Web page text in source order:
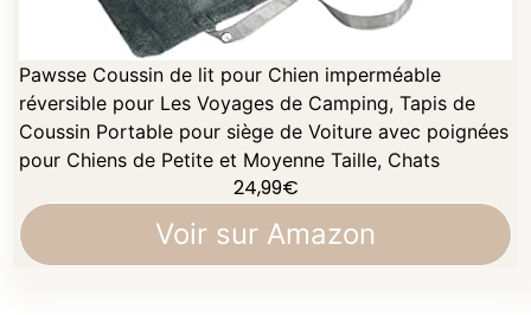
Pawsse Coussin de lit pour Chien imperméable
réversible pour Les Voyages de Camping, Tapis de
Coussin Portable pour siège de Voiture avec poignées
pour Chiens de Petite et Moyenne Taille, Chats
24,99€
Voir sur Amazon